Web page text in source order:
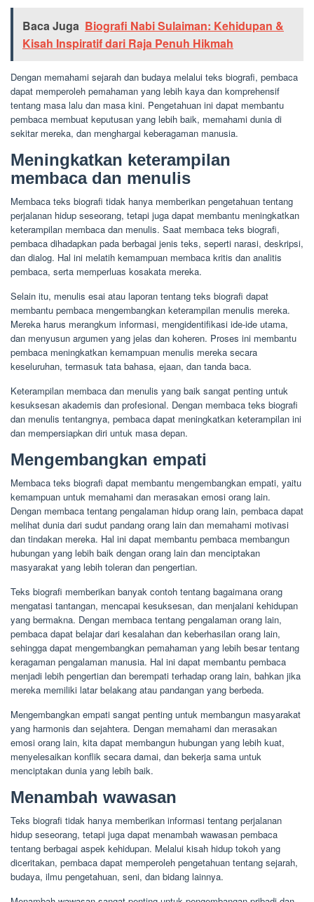
Baca Juga Biografi Nabi Sulaiman: Kehidupan &
Kisah Inspiratif dari Raja Penuh Hikmah
Dengan memahami sejarah dan budaya melalui teks biografi, pembaca
dapat memperoleh pemahaman yang lebih kaya dan komprehensif
tentang masa lalu dan masa kini. Pengetahuan ini dapat membantu
pembaca membuat keputusan yang lebih baik, memahami dunia di
sekitar mereka, dan menghargai keberagaman manusia.
Meningkatkan keterampilan
membaca dan menulis
Membaca teks biografi tidak hanya memberikan pengetahuan tentang
perjalanan hidup seseorang, tetapi juga dapat membantu meningkatkan
keterampilan membaca dan menulis. Saat membaca teks biografi,
pembaca dihadapkan pada berbagai jenis teks, seperti narasi, deskripsi,
dan dialog. Hal ini melatih kemampuan membaca kritis dan analitis
pembaca, serta memperluas kosakata mereka.
Selain itu, menulis esai atau laporan tentang teks biografi dapat
membantu pembaca mengembangkan keterampilan menulis mereka.
Mereka harus merangkum informasi, mengidentifikasi ide-ide utama,
dan menyusun argumen yang jelas dan koheren. Proses ini membantu
pembaca meningkatkan kemampuan menulis mereka secara
keseluruhan, termasuk tata bahasa, ejaan, dan tanda baca.
Keterampilan membaca dan menulis yang baik sangat penting untuk
kesuksesan akademis dan profesional. Dengan membaca teks biografi
dan menulis tentangnya, pembaca dapat meningkatkan keterampilan ini
dan mempersiapkan diri untuk masa depan.
Mengembangkan empati
Membaca teks biografi dapat membantu mengembangkan empati, yaitu
kemampuan untuk memahami dan merasakan emosi orang lain.
Dengan membaca tentang pengalaman hidup orang lain, pembaca dapat
melihat dunia dari sudut pandang orang lain dan memahami motivasi
dan tindakan mereka. Hal ini dapat membantu pembaca membangun
hubungan yang lebih baik dengan orang lain dan menciptakan
masyarakat yang lebih toleran dan pengertian.
Teks biografi memberikan banyak contoh tentang bagaimana orang
mengatasi tantangan, mencapai kesuksesan, dan menjalani kehidupan
yang bermakna. Dengan membaca tentang pengalaman orang lain,
pembaca dapat belajar dari kesalahan dan keberhasilan orang lain,
sehingga dapat mengembangkan pemahaman yang lebih besar tentang
keragaman pengalaman manusia. Hal ini dapat membantu pembaca
menjadi lebih pengertian dan berempati terhadap orang lain, bahkan jika
mereka memiliki latar belakang atau pandangan yang berbeda.
Mengembangkan empati sangat penting untuk membangun masyarakat
yang harmonis dan sejahtera. Dengan memahami dan merasakan
emosi orang lain, kita dapat membangun hubungan yang lebih kuat,
menyelesaikan konflik secara damai, dan bekerja sama untuk
menciptakan dunia yang lebih baik.
Menambah wawasan
Teks biografi tidak hanya memberikan informasi tentang perjalanan
hidup seseorang, tetapi juga dapat menambah wawasan pembaca
tentang berbagai aspek kehidupan. Melalui kisah hidup tokoh yang
diceritakan, pembaca dapat memperoleh pengetahuan tentang sejarah,
budaya, ilmu pengetahuan, seni, dan bidang lainnya.